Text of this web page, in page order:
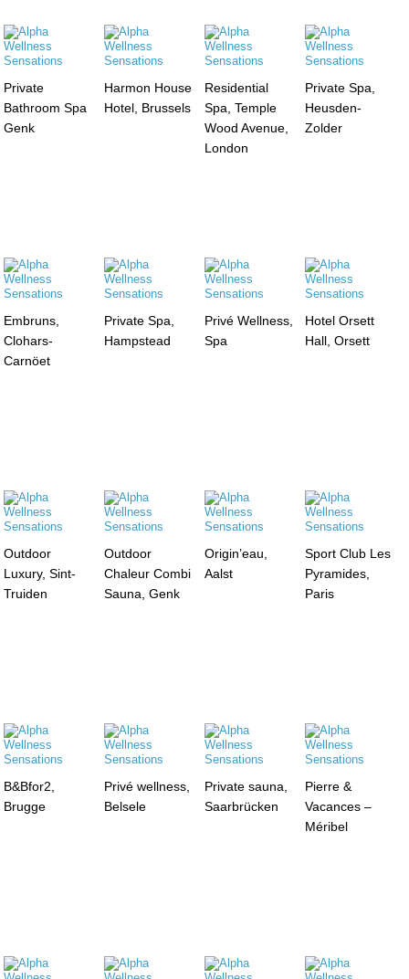
Private
Bathroom Spa
Genk
Harmon House
Hotel, Brussels
Residential
Spa, Temple
Wood Avenue,
London
Private Spa,
Heusden-
Zolder
Embruns,
Clohars-
Carnöet
Private Spa,
Hampstead
Privé Wellness,
Spa
Hotel Orsett
Hall, Orsett
Outdoor
Luxury, Sint-
Truiden
Outdoor
Chaleur Combi
Sauna, Genk
Origin’eau,
Aalst
Sport Club Les
Pyramides,
Paris
B&Bfor2,
Brugge
Privé wellness,
Belsele
Private sauna,
Saarbrücken
Pierre &
Vacances –
Méribel